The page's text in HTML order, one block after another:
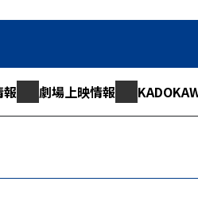
報 劇場上映情報